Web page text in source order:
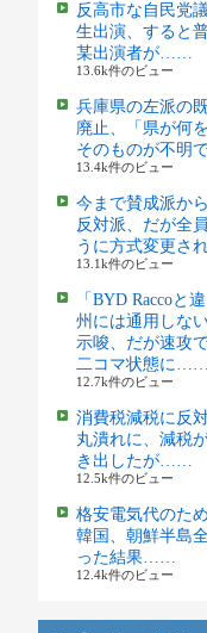
反高市な自民党
生出演、すると
某出演者が……
13.6k件のビュー
兵庫県の左派の
廃止、「県が何
そのものが不明
13.4k件のビュー
今まで賛成派か
反対派、だが全
うに方式変更さ
13.1k件のビュー
「BYD Raccoと
州には通用しな
示唆、だが速攻
二コマ状態に……
12.7k件のビュー
消費税減税に反
丸潰れに、減税
き出したが……
12.5k件のビュー
格安電気代のた
韓国、朝鮮半島
った結果……
12.4k件のビュー